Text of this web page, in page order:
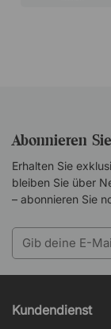
Abonnieren
Erhalten Sie
bleiben Sie über
– abonnieren Sie
Kundendienst